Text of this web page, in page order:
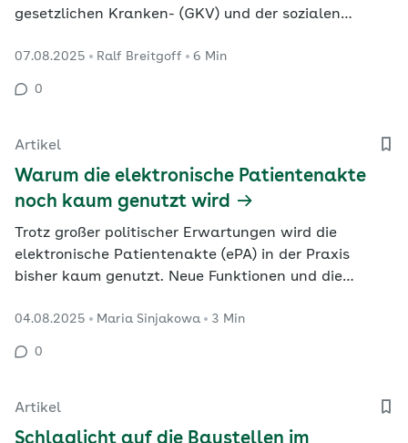
gesetzlichen Kranken- (GKV) und der sozialen
Gesundheitspolitik keine Sommerpause leisten kann
und welche Herausforderungen aktuell am
07.08.2025 Ralf Breitgoff 6 Min
0
Artikel
Warum die elektronische Patientenakte
noch kaum genutzt wird
Trotz großer politischer Erwartungen wird die
elektronische Patientenakte (ePA) in der Praxis
bisher kaum genutzt. Neue Funktionen und die
2025 sollen das ändern. Doch Verbraucherschützer
warnen: Ohne klaren Mehrwert wird die ePA nicht
04.08.2025 Maria Sinjakowa 3 Min
0
Artikel